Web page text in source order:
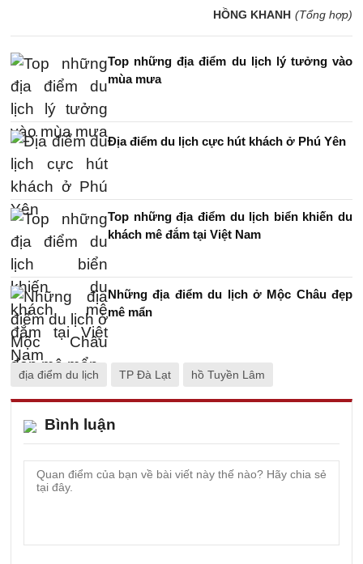
HỒNG KHANH (Tổng hợp)
Top những địa điểm du lịch lý tưởng vào
mùa mưa
Địa điểm du lịch cực hút khách ở Phú Yên
Top những địa điểm du lịch biển khiến du
khách mê đắm tại Việt Nam
Những địa điểm du lịch ở Mộc Châu đẹp
mê mẩn
địa điểm du lịch TP Đà Lạt hồ Tuyền Lâm
Bình luận